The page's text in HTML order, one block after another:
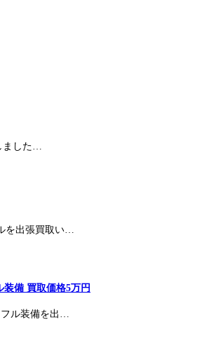
ました…
を出張買取い…
備 買取価格5万円
ル装備を出…